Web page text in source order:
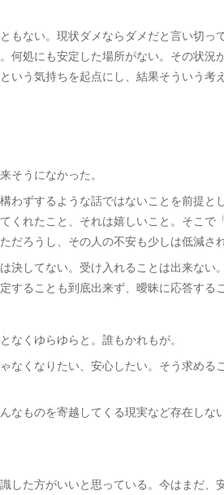
もない。現状ダメならダメだと言い切っ
何処にも安定した場所がない。その状況
いう気持ちを起点にし、結果そういう考
そうになかった。
わずするような話ではないことを前提と
くれたこと、それは嬉しいこと。そこで
だろうし、その人の不安も少しは低減さ
決してない。受け入れることは出来ない
することも到底出来ず、曖昧に応答する
なくゆらゆらと。誰もかれもが。
なくなりたい、安心したい。そう求める
なものを寄越してくる現実など存在しな
した方がいいと思っている。今はまだ、